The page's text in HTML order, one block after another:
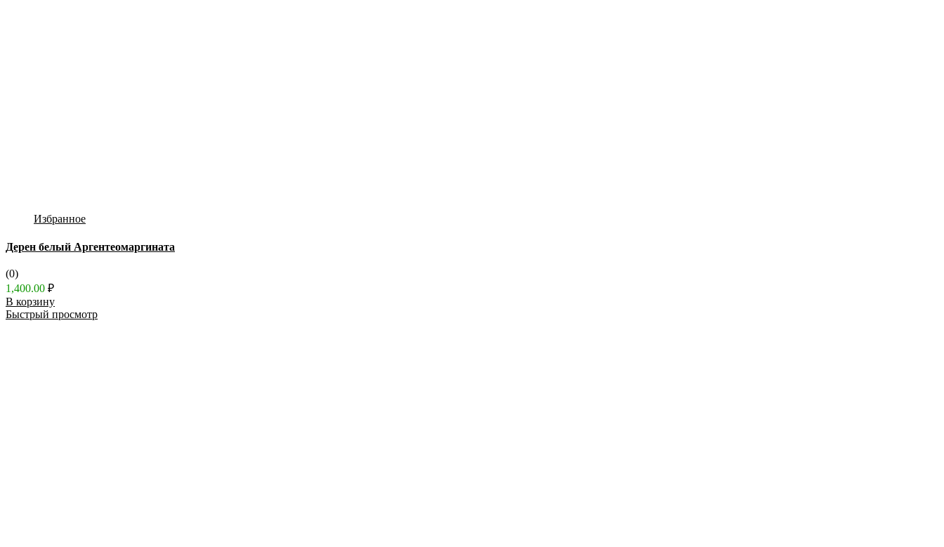
Избранное
Дерен белый Аргентеомаргината
(0)
1,400.00 ₽
В корзину
Быстрый просмотр